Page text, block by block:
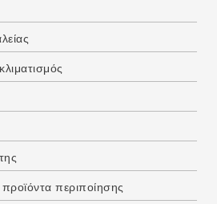
περιποίησης